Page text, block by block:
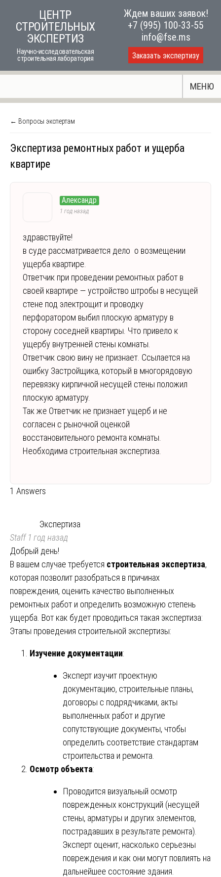
content
ЦЕНТР
СТРОИТЕЛЬНЫХ
ЭКСПЕРТИЗ
Научно-исследовательская
строительная лаборатория
Ждем ваших заявок!
+7 (995) 100-33-55
info@fse.ms
Заказать экспертизу
МЕНЮ
← Вопросы экспертам
Экспертиза ремонтных работ и ущерба
квартире
Александр
1 год назад
здравствуйте!
в суде рассматривается дело о возмещении
ущерба квартире.
Ответчик при проведении ремонтных работ в
своей квартире — устройство штробы в несущей
стене под электрощит и проводку
перфоратором выбил плоскую арматуру в
сторону соседней квартиры. Что привело к
ущербу внутренней стены комнаты.
Ответчик свою вину не признает. Ссылается на
ошибку Застройщика, который в многорядовую
перевязку кирпичной несущей стены положил
плоскую арматуру.
Так же Ответчик не признает ущерб и не
согласен с рыночной оценкой
восстановительного ремонта комнаты.
Необходима строительная экспертиза.
1 Answers
Экспертиза
Staff1 год назад
Добрый день!
В вашем случае требуется строительная экспертиза,
которая позволит разобраться в причинах
повреждения, оценить качество выполненных
ремонтных работ и определить возможную степень
ущерба. Вот как будет проводиться такая экспертиза:
Этапы проведения строительной экспертизы:
Изучение документации:
Эксперт изучит проектную
документацию, строительные планы,
договоры с подрядчиками, акты
выполненных работ и другие
сопутствующие документы, чтобы
определить соответствие стандартам
строительства и ремонта.
Осмотр объекта:
Проводится визуальный осмотр
поврежденных конструкций (несущей
стены, арматуры и других элементов,
пострадавших в результате ремонта).
Эксперт оценит, насколько серьезны
повреждения и как они могут повлиять на
дальнейшее состояние здания.